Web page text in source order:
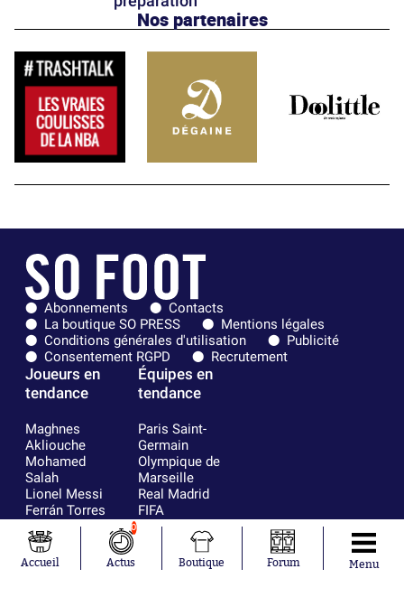
Nos partenaires
Abonnements
Contacts
La boutique SO PRESS
Mentions légales
Conditions générales d'utilisation
Publicité
Consentement RGPD
Recrutement
Joueurs en
tendance
Maghnes
Akliouche
Mohamed
Salah
Lionel Messi
Ferrán Torres
Kilian Corredor
Franco
Mastantuono
Orel Mangala
Équipes en
tendance
Paris Saint-
Germain
Olympique de
Marseille
Real Madrid
FIFA
Olympique
AS Monaco
FC Barcelone
Accueil
0
Actus Boutique Forum Menu